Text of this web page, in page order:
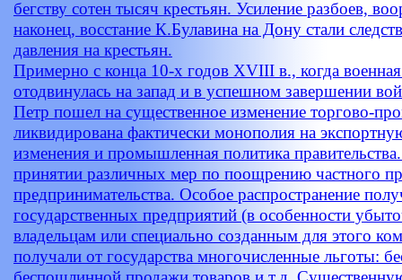
бегству сотен тысяч крестьян. Усиление разбоев,
наконец, восстание К.Булавина на Дону стали
давления на крестьян.
Примерно с конца 10-х годов XVIII в., когда военная
отодвинулась на запад и в успешном завершении
Петр пошел на существенное изменение торгово-
ликвидирована фактически монополия на
изменения и промышленная политика
принятии различных мер по поощрению частного
предпринимательства. Особое распространение
государственных предприятий (в особенности
владельцам или специально созданным для этого
получали от государства многочисленные льготы: